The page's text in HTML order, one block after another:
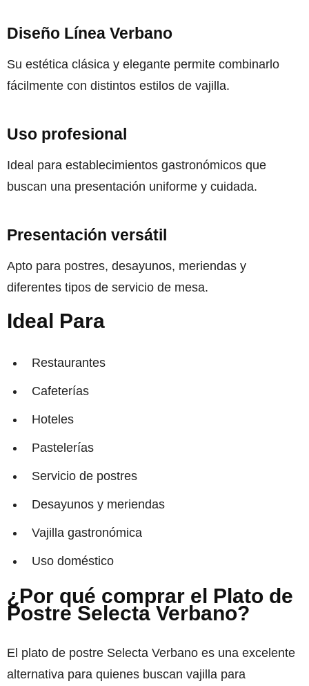
Diseño Línea Verbano
Su estética clásica y elegante permite combinarlo
fácilmente con distintos estilos de vajilla.
Uso profesional
Ideal para establecimientos gastronómicos que
buscan una presentación uniforme y cuidada.
Presentación versátil
Apto para postres, desayunos, meriendas y
diferentes tipos de servicio de mesa.
Ideal Para
Restaurantes
Cafeterías
Hoteles
Pastelerías
Servicio de postres
Desayunos y meriendas
Vajilla gastronómica
Uso doméstico
¿Por qué comprar el Plato de
Postre Selecta Verbano?
El plato de postre Selecta Verbano es una excelente
alternativa para quienes buscan vajilla para